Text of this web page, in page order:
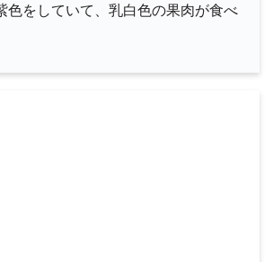
色をしていて、乳白色の果肉が食べ